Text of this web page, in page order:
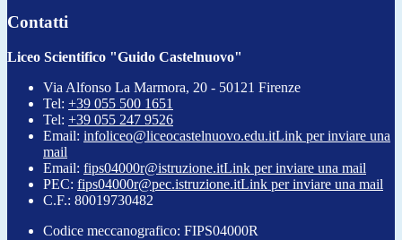
Contatti
Liceo Scientifico "Guido Castelnuovo"
Via Alfonso La Marmora, 20 - 50121 Firenze
Tel: +39 055 500 1651
Tel: +39 055 247 9526
Email: infoliceo@liceocastelnuovo.edu.itLink per inviare una
mail
Email: fips04000r@istruzione.itLink per inviare una mail
PEC: fips04000r@pec.istruzione.itLink per inviare una mail
C.F.: 80019730482
Codice meccanografico: FIPS04000R